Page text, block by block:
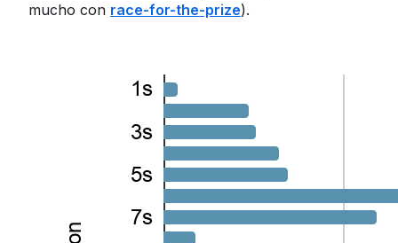
mucho con race-for-the-prize).